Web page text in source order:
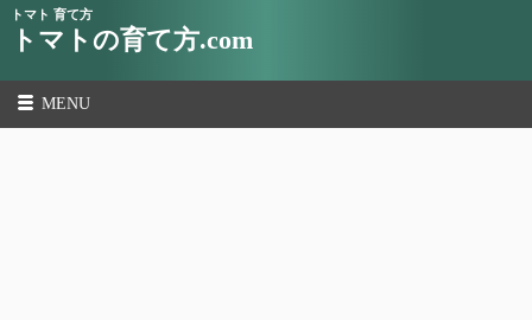
トマト 育て方
トマトの育て方.com
MENU